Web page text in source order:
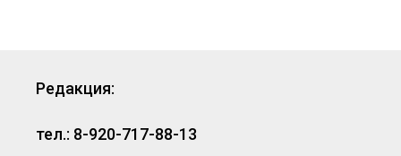
Редакция:
тел.: 8-920-717-88-13